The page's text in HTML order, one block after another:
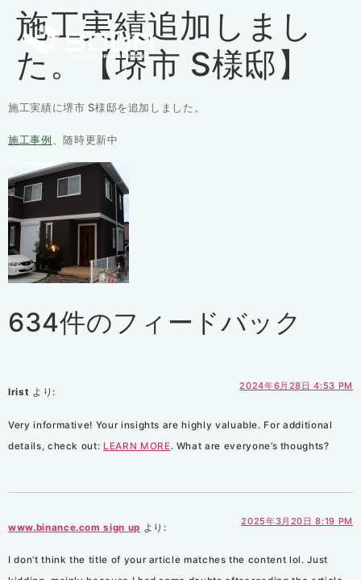
施工実績追加しまし
た。【堺市 S様邸】
施工実績に堺市 S様邸を追加しました。
施工事例、随時更新中
634件のフィードバック
Irist より:
2024年6月28日 4:53 PM
Very informative! Your insights are highly valuable. For additional
details, check out: LEARN MORE. What are everyone’s thoughts?
www.binance.com sign up より:
2025年3月20日 8:19 PM
I don’t think the title of your article matches the content lol. Just